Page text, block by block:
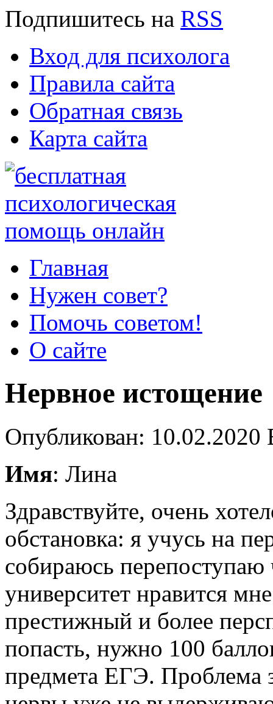
Подпишитесь на RSS
Вход для психолога
Правила сайта
Обратная связь
Карта сайта
Главная
Нужен совет?
Помочь советом!
О сайте
Нервное истощение
Опубликован:
Имя: Лина
Здравствуйте, очень
обстановка: я учусь на
собираюсь
университет нравится
престижный и более
попасть, нужно 100
предмета ЕГЭ. Проблема